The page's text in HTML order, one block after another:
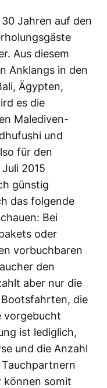
Jahren auf den
Aus diesem
Anklangs in den
Ägypten,
es die
Malediven-
und
für den
2015
günstig
das folgende
Bei
oder
vorbuchbaren
den
aber nur die
die
vorgebucht
ist lediglich,
und die Anzahl
können somit